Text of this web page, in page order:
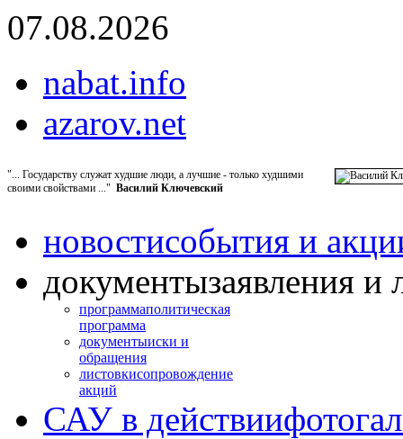
07.08.2026
nabat.info
azarov.net
"... Государству служат худшие люди, а лучшие - только худшими
своими свойствами ..." Василий Ключевский
новостисобытия и
документызаявления и
программаполитическая
программа
документыиски и
обращения
листовкисопровождение
акций
САУ в действии